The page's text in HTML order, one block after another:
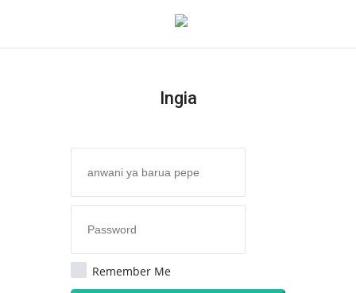
Ingia
Remember Me